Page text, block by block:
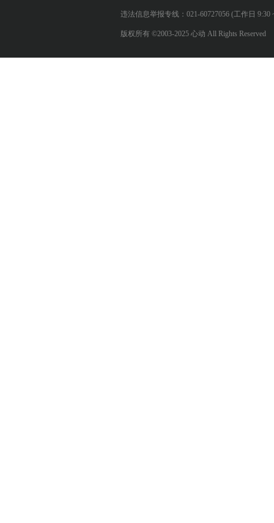
违法信息举报专线：021-60727056 (工作日 9:30
版权所有 ©2003-2025 心动 All Rights Reserved